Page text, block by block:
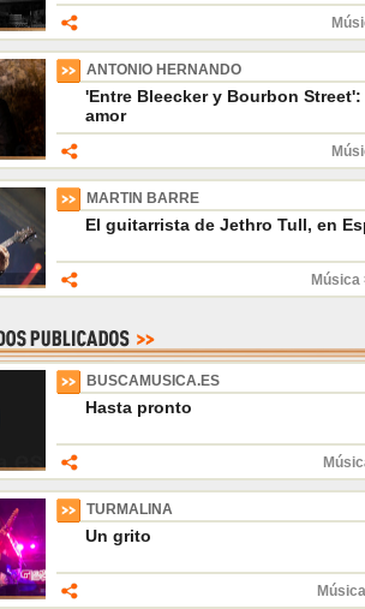
ANTONIO HERNANDO
'Entre Bleecker y Bourbon
amor
MARTIN BARRE
El guitarrista de Jethro Tull, en
Música
BUSCAMUSICA.ES
Hasta pronto
TURMALINA
Un grito